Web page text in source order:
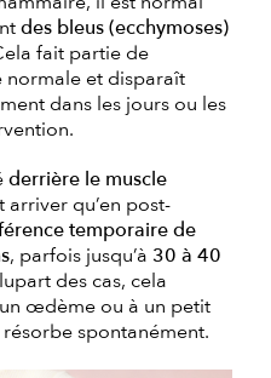
des bleus (ecchymoses)
fait partie de
normale et disparaît
dans les jours ou les
derrière le muscle
qu’en post-
temporaire de
, parfois jusqu’à 30 à 40
des cas, cela
œdème ou à un petit
spontanément.